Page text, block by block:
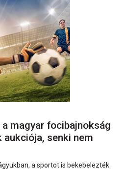
magyar focibajnokság
senki nem
a sportot is bekebelezték.